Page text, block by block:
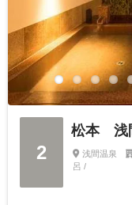
2
松本 浅
浅間温泉
呂 /